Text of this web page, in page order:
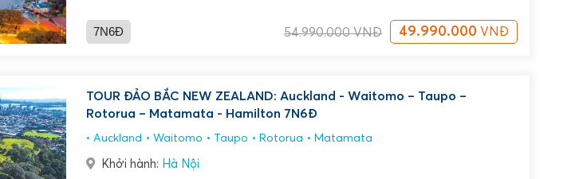
7N6Đ 54.990.000VNĐ 49.990.000 VNĐ
TOUR ĐẢO BẮC NEW ZEALAND: Auckland - Waitomo – Taupo –
Rotorua – Matamata - Hamilton 7N6Đ
Auckland Waitomo Taupo Rotorua Matamata
Khởi hành: Hà Nội